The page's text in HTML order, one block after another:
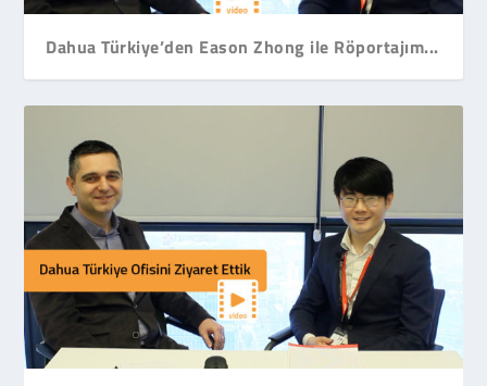
Dahua Türkiye’den Eason Zhong ile Röportajım...